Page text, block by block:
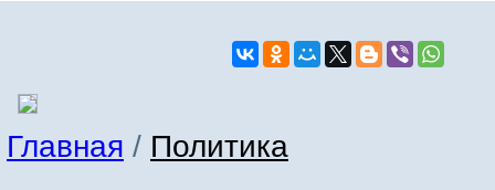
Главная / Политика